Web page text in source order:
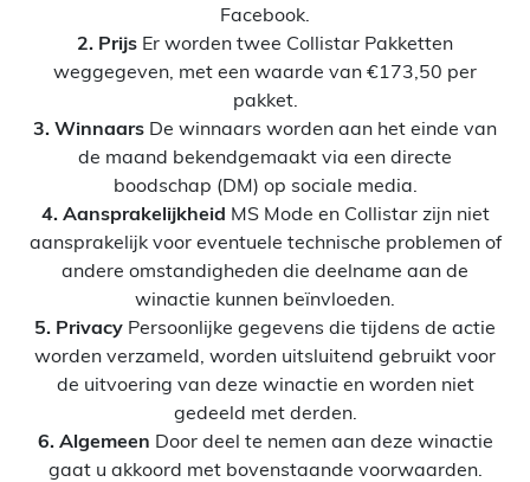
Facebook.
2. Prijs Er worden twee Collistar Pakketten
weggegeven, met een waarde van €173,50 per
pakket.
3. Winnaars De winnaars worden aan het einde van
de maand bekendgemaakt via een directe
boodschap (DM) op sociale media.
4. Aansprakelijkheid MS Mode en Collistar zijn niet
aansprakelijk voor eventuele technische problemen of
andere omstandigheden die deelname aan de
winactie kunnen beïnvloeden.
5. Privacy Persoonlijke gegevens die tijdens de actie
worden verzameld, worden uitsluitend gebruikt voor
de uitvoering van deze winactie en worden niet
gedeeld met derden.
6. Algemeen Door deel te nemen aan deze winactie
gaat u akkoord met bovenstaande voorwaarden.